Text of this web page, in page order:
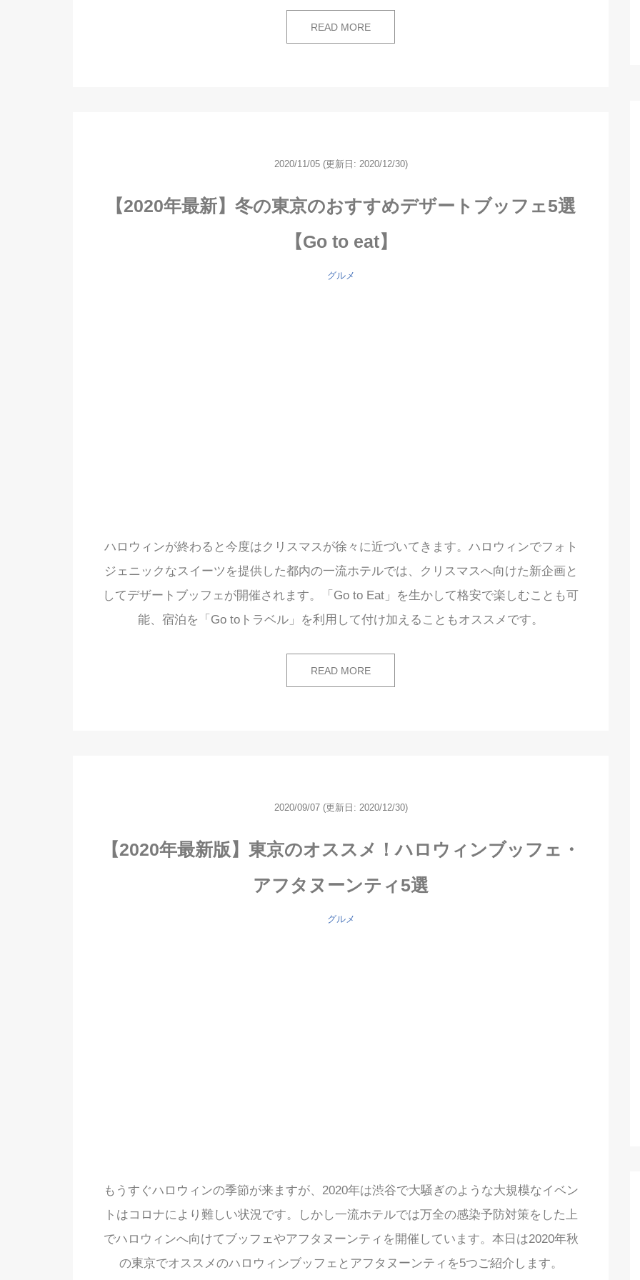
READ MORE
2020/11/05 (更新日: 2020/12/30)
【2020年最新】冬の東京のおすすめデザートブッフェ5選
【Go to eat】
グルメ
ハロウィンが終わると今度はクリスマスが徐々に近づいてきます。ハロウィンでフォト
ジェニックなスイーツを提供した都内の一流ホテルでは、クリスマスへ向けた新企画と
してデザートブッフェが開催されます。「Go to Eat」を生かして格安で楽しむことも可
能、宿泊を「Go toトラベル」を利用して付け加えることもオススメです。
READ MORE
2020/09/07 (更新日: 2020/12/30)
【2020年最新版】東京のオススメ！ハロウィンブッフェ・
アフタヌーンティ5選
グルメ
もうすぐハロウィンの季節が来ますが、2020年は渋谷で大騒ぎのような大規模なイベン
トはコロナにより難しい状況です。しかし一流ホテルでは万全の感染予防対策をした上
でハロウィンへ向けてブッフェやアフタヌーンティを開催しています。本日は2020年秋
の東京でオススメのハロウィンブッフェとアフタヌーンティを5つご紹介します。